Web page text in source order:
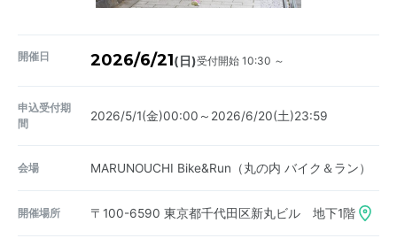
開催日 2026/6/21(日)受付開始 10:30 ～
申込受付期
間
2026/5/1(金)00:00～2026/6/20(土)23:59
会場 MARUNOUCHI Bike&Run（丸の内 バイク＆ラン）
開催場所 〒100-6590 東京都千代田区新丸ビル 地下1階